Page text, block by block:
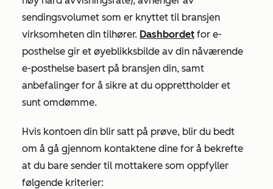
sendingsvolumet som er knyttet til bransjen
virksomheten din tilhører. Dashbordet for e-
posthelse gir et øyeblikksbilde av din nåværende
e-posthelse basert på bransjen din, samt
anbefalinger for å sikre at du opprettholder et
sunt omdømme.
Hvis kontoen din blir satt på prøve, blir du bedt
om å gå gjennom kontaktene dine for å bekrefte
at du bare sender til mottakere som oppfyller
følgende kriterier: